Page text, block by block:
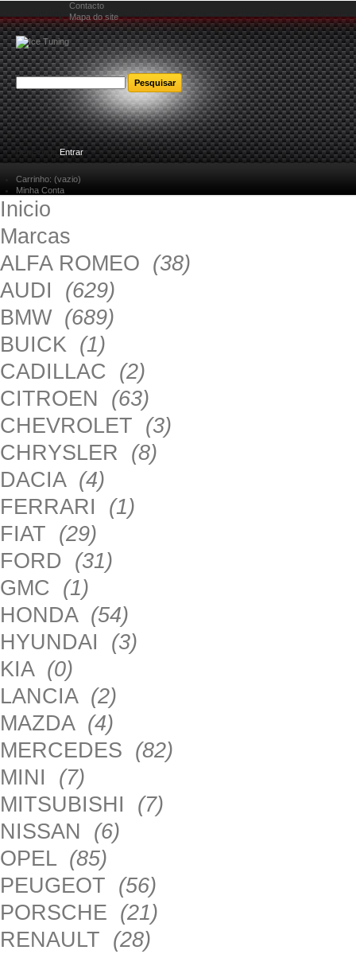
Contacto
Mapa do site
Bem-vindoEntrar
Carrinho: (vazio)
Minha Conta
Inicio
Marcas
ALFA ROMEO (38)
AUDI (629)
BMW (689)
BUICK (1)
CADILLAC (2)
CITROEN (63)
CHEVROLET (3)
CHRYSLER (8)
DACIA (4)
FERRARI (1)
FIAT (29)
FORD (31)
GMC (1)
HONDA (54)
HYUNDAI (3)
KIA (0)
LANCIA (2)
MAZDA (4)
MERCEDES (82)
MINI (7)
MITSUBISHI (7)
NISSAN (6)
OPEL (85)
PEUGEOT (56)
PORSCHE (21)
RENAULT (28)